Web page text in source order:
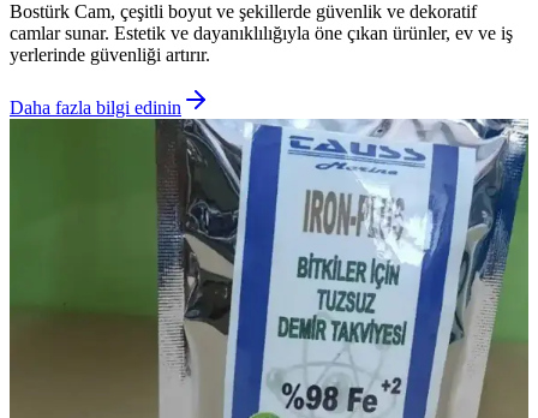
Bostürk Cam, çeşitli boyut ve şekillerde güvenlik ve dekoratif
camlar sunar. Estetik ve dayanıklılığıyla öne çıkan ürünler, ev ve iş
yerlerinde güvenliği artırır.
Daha fazla bilgi edinin